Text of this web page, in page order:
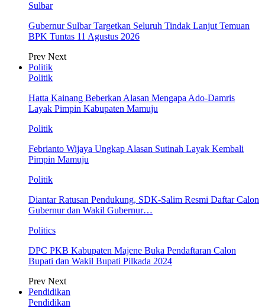
Sulbar
Gubernur Sulbar Targetkan Seluruh Tindak Lanjut Temuan
BPK Tuntas 11 Agustus 2026
Prev Next
Politik
Politik
Hatta Kainang Beberkan Alasan Mengapa Ado-Damris
Layak Pimpin Kabupaten Mamuju
Politik
Febrianto Wijaya Ungkap Alasan Sutinah Layak Kembali
Pimpin Mamuju
Politik
Diantar Ratusan Pendukung, SDK-Salim Resmi Daftar Calon
Gubernur dan Wakil Gubernur…
Politics
DPC PKB Kabupaten Majene Buka Pendaftaran Calon
Bupati dan Wakil Bupati Pilkada 2024
Prev Next
Pendidikan
Pendidikan